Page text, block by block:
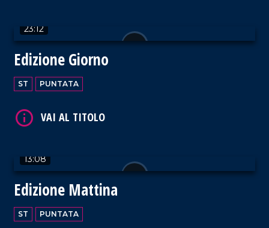
23:12
Edizione Giorno
ST PUNTATA
13:08
Edizione Mattina
ST PUNTATA